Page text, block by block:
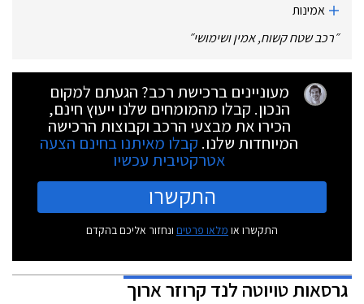
אמינות
״רכב שטח קשוח, אמין ושימושי״
מעוניינים ברכישת רכב? הגעתם למקום
הנכון. קבלו מהמומחים שלנו ייעוץ חינם,
הכירו את מבצעי הרכב וקבוצות הרכישה
המיוחדות שלנו. קבלו מאיתנו בחינם הצעה
אטרקטיבית עכשיו
התקשרו
התקשרו או מלאו פרטים ונחזור אליכם בהקדם
גרסאותטויוטה לנד קרוזר ארוך